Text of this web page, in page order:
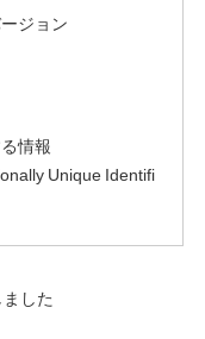
ジョン
情報
Unique Identifi
ウェア変更と製品
した